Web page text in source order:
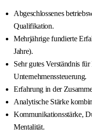
Abgeschlossenes
Qualifikation.
Mehrjährige fundierte
Jahre).
Sehr gutes Verständnis
Unternehmenssteuerung.
Erfahrung in der
Analytische Stärke
Kommunikationsstärke,
Mentalität.